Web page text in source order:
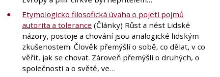
Etymologicko filosofická úvaha o pojetí pojmů
autorita a tolerance (Články) Růst a nést Lidské
názory, postoje a chování jsou analogické lidským
zkušenostem. Člověk přemýšlí o sobě, co dělat, v co
věřit, jak se chovat. Zároveň přemýšlí o druhých, o
společnosti a o světě, ve…